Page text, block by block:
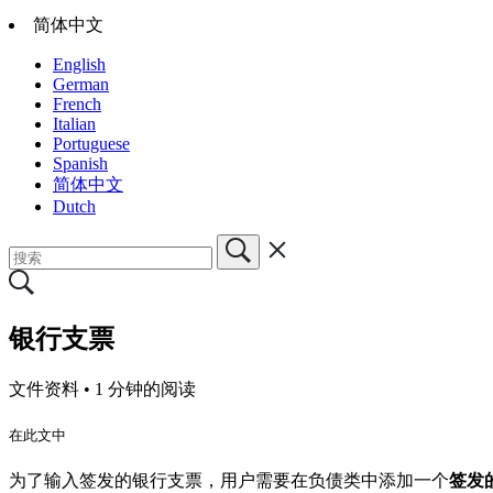
简体中文
English
German
French
Italian
Portuguese
Spanish
简体中文
Dutch
银行支票
文件资料 • 1 分钟的阅读
在此文中
为了输入签发的银行支票，用户需要在负债类中添加一个签发